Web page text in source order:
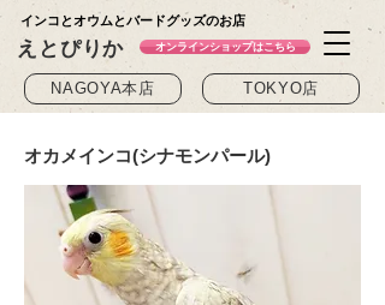
インコとオウムとバードグッズのお店
えとぴりか オンラインショップはこちら
NAGOYA本店 TOKYO店
オカメインコ(シナモンパール)